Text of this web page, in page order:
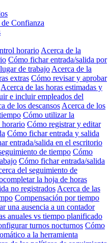
Confianza
horario Acerca de la
Cómo fichar entrada/salida por
de trabajo Acerca de la
extras Cómo revisar y aprobar
Acerca de las horas estimadas y
e incluir empleados del
de los descansos Acerca de los
Cómo utilizar la
horario Cómo registrar y editar
Cómo fichar entrada y salida
entrada/salida en el escritorio
de tiempo Cómo
Cómo fichar entrada/salida
del seguimiento de
la hoja de horas
no registrados Acerca de las
Compensación por tiempo
una ausencia a un contador
anuales vs tiempo planificado
turnos nocturnos Cómo
a la herramienta